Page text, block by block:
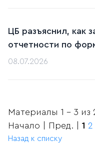
ЦБ разъяснил, как
отчетности по
08.07.2026
Материалы 1 - 3 из
Начало | Пред. | 1 2
Назад к списку